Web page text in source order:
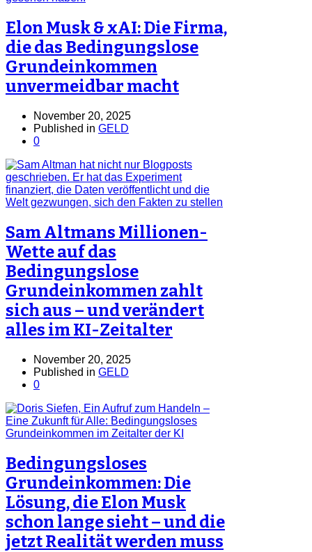
Elon Musk & xAI: Die Firma,
die das Bedingungslose
Grundeinkommen
unvermeidbar macht
November 20, 2025
Published in GELD
0
Sam Altmans Millionen-
Wette auf das
Bedingungslose
Grundeinkommen zahlt
sich aus – und verändert
alles im KI-Zeitalter
November 20, 2025
Published in GELD
0
Bedingungsloses
Grundeinkommen: Die
Lösung, die Elon Musk
schon lange sieht – und die
jetzt Realität werden muss